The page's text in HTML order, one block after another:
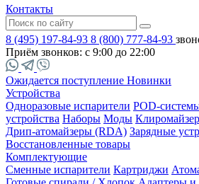
Контакты
8 (495) 197-84-93 8 (800) 777-84-93
Приём звонков: с 9:00 до 22:00
Ожидается поступление Новинки
Устройства
Одноразовые испарители POD-
устройства Наборы Моды
Дрип-атомайзеры (RDA) Зарядные
Восстановленные товары
Комплектующие
Сменные испарители Картриджи